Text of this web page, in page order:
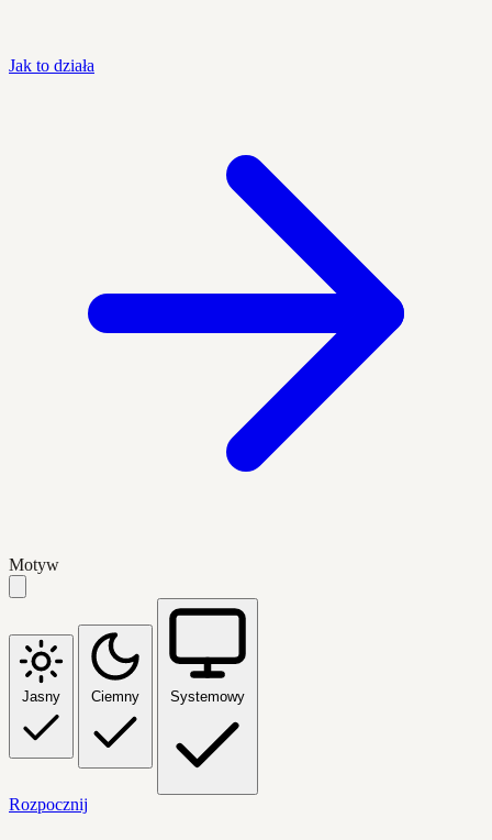
Jak to działa
Motyw
Jasny Ciemny Systemowy
Rozpocznij